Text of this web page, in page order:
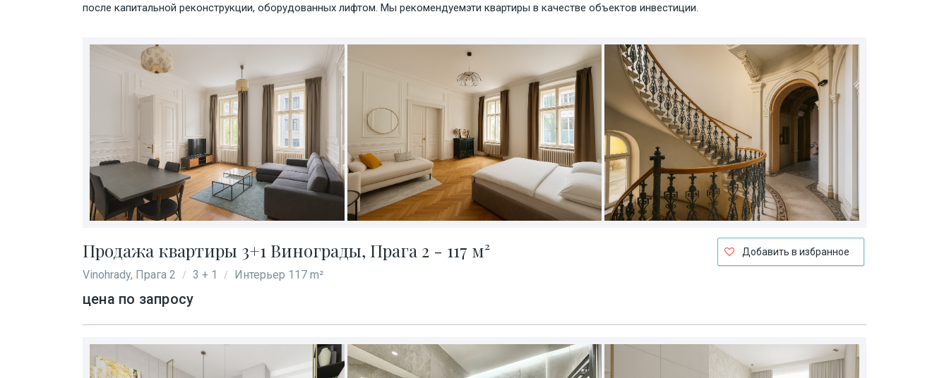
после капитальной реконструкции, оборудованных лифтом. Мы рекомендуемэти квартиры в качестве объектов инвестиции.
Добавить в избранное
Продажа квартиры 3+1 Винограды, Прага 2 - 117 м²
Vinohrady, Прага 2 / 3 + 1 / Интерьер 117 m²
цена по запросу